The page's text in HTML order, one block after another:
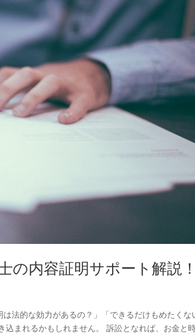
の内容証明サポート解説！
法的な効力があるの？」「できるだけもめたくな
まれるかもしれません。 訴訟となれば、お金と